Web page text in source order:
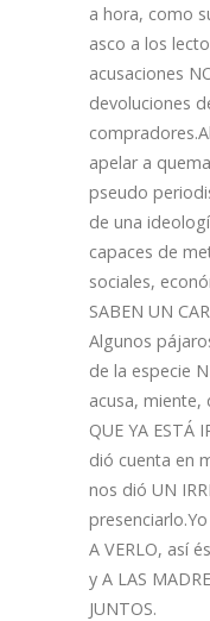
a hora, como
asco a los
acusaciones
devoluciones
apelar a
pseudo
de una
capaces de
sociales,
SABEN UN
Algunos
de la especie
acusa, miente,
QUE YA ESTÁ
dió cuenta en
nos dió UN
A VERLO, así
y A LAS
JUNTOS.